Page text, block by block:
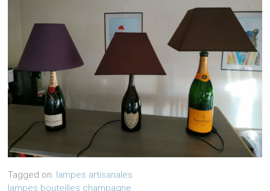
Tagged on: lampes artisanales
lampes bouteilles champagne